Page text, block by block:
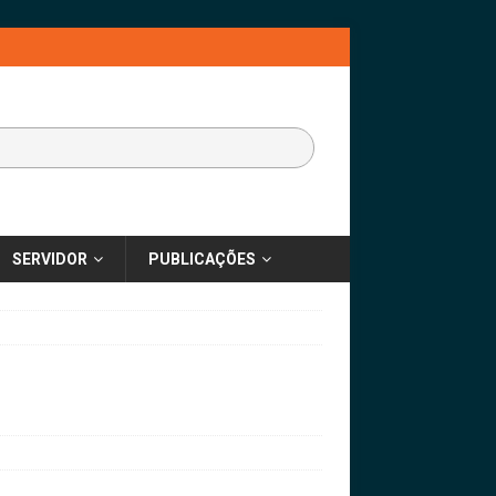
SERVIDOR PUBLICAÇÕES